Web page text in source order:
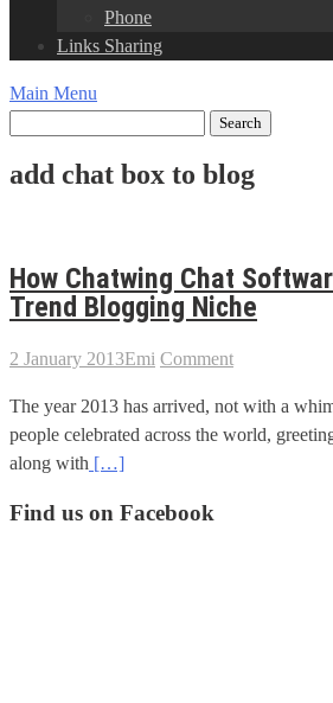
Phone
Links Sharing
Main Menu
add chat box to blog
How Chatwing Chat
Trend Blogging Niche
2 January 2013Emi Comment
The year 2013 has arrived, not with a
people celebrated across the world,
along with […]
Find us on Facebook